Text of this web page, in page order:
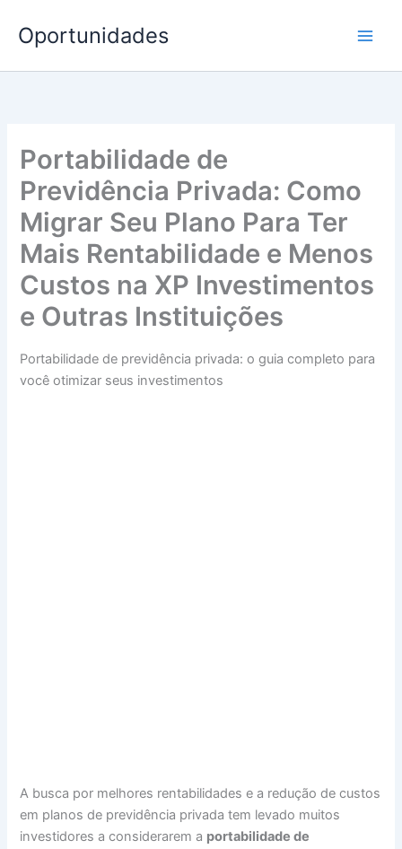
para
conteúdo
Oportunidades
Portabilidade de
Previdência Privada: Como
Migrar Seu Plano Para Ter
Mais Rentabilidade e Menos
Custos na XP Investimentos
e Outras Instituições
Portabilidade de previdência privada: o guia completo para
você otimizar seus investimentos
A busca por melhores rentabilidades e a redução de custos
em planos de previdência privada tem levado muitos
investidores a considerarem a portabilidade de